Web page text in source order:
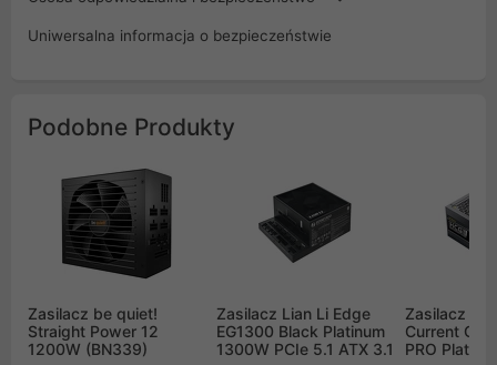
Uniwersalna informacja o bezpieczeństwie
Podobne Produkty
Zasilacz be quiet!
Straight Power 12
1200W (BN339)
Zasilacz Lian Li Edge
EG1300 Black Platinum
1300W PCIe 5.1 ATX 3.1
Zasilacz
Current
PRO